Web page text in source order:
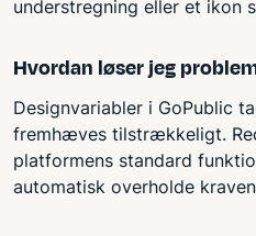
understregning eller et ikon
Hvordan løser jeg
Designvariabler i GoPublic
fremhæves tilstrækkeligt.
platformens standard
automatisk overholde